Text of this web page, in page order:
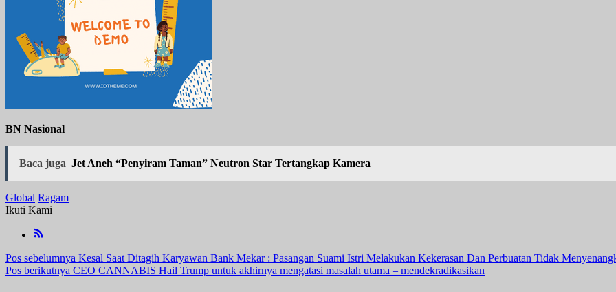
BN Nasional
Baca juga Jet Aneh “Penyiram Taman” Neutron Star Tertangkap Kamera
Global Ragam
Ikuti Kami
Navigasi
pos
Pos sebelumnya Kesal Saat Ditagih Karyawan Bank Mekar : Pasangan Suami Istri Melakukan Kekerasan Dan Perbuatan Tidak
Pos berikutnya CEO CANNABIS Hail Trump untuk akhirnya mengatasi masalah utama – mendekradikasikan